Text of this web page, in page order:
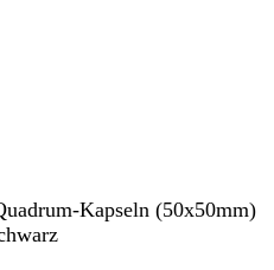
Kapseln (50x50mm)